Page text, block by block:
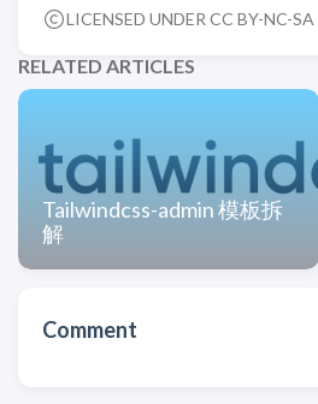
LICENSED UNDER CC BY-NC-SA
RELATED ARTICLES
Tailwindcss-admin 模板拆
解
Comment